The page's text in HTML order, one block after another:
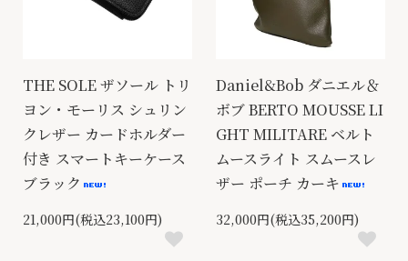
THE SOLE ザソール トリ
ヨン・モーリス シュリン
クレザー カードホルダー
付き スマートキーケース
ブラック
21,000円(税込23,100円)
Daniel&Bob ダニエル＆
ボブ BERTO MOUSSE LI
GHT MILITARE ベルト
ムースライト スムースレ
ザー ポーチ カーキ
32,000円(税込35,200円)